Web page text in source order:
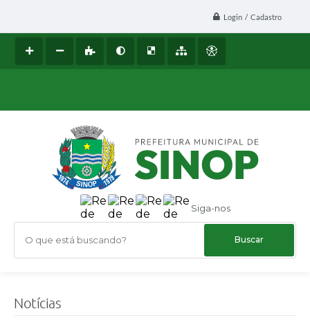
Login / Cadastro
Siga-nos
O que está buscando?
Notícias